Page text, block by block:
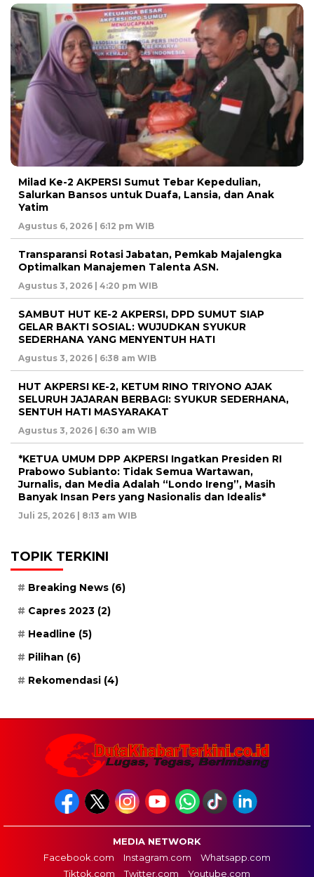
Milad Ke-2 AKPERSI Sumut Tebar Kepedulian,
Salurkan Bansos untuk Duafa, Lansia, dan Anak
Yatim
Agustus 6, 2026 | 6:12 pm WIB
Transparansi Rotasi Jabatan, Pemkab Majalengka
Optimalkan Manajemen Talenta ASN.
Agustus 3, 2026 | 4:20 pm WIB
SAMBUT HUT KE-2 AKPERSI, DPD SUMUT SIAP
GELAR BAKTI SOSIAL: WUJUDKAN SYUKUR
SEDERHANA YANG MENYENTUH HATI
Agustus 3, 2026 | 6:38 am WIB
HUT AKPERSI KE-2, KETUM RINO TRIYONO AJAK
SELURUH JAJARAN BERBAGI: SYUKUR SEDERHANA,
SENTUH HATI MASYARAKAT
Agustus 3, 2026 | 6:30 am WIB
*KETUA UMUM DPP AKPERSI Ingatkan Presiden RI
Prabowo Subianto: Tidak Semua Wartawan,
Jurnalis, dan Media Adalah “Londo Ireng”, Masih
Banyak Insan Pers yang Nasionalis dan Idealis*
Juli 25, 2026 | 8:13 am WIB
TOPIK TERKINI
Breaking News (6)
Capres 2023 (2)
Headline (5)
Pilihan (6)
Rekomendasi (4)
MEDIA NETWORK
Facebook.com
Instagram.com
Whatsapp.com
Tiktok.com
Twitter.com Youtube.com